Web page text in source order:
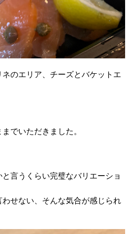
のエリア、チーズとバケットエ
でいただきました。
言うくらい完璧なバリエーショ
せない、そんな気合が感じられ